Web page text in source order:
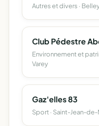
Autres et divers ·
Environnement et
Varey
Gaz'elles 83
Sport · Saint-Jean-